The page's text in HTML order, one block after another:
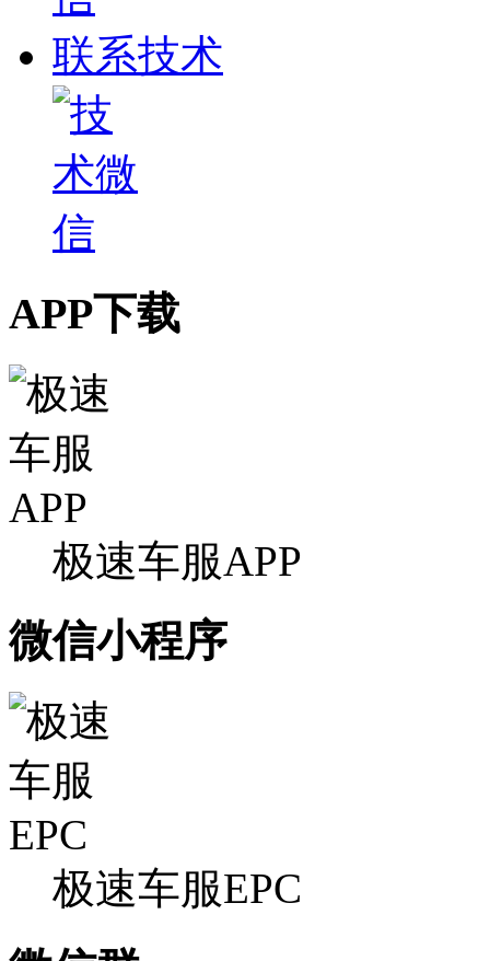
联系技术
APP下载
极速车服APP
微信小程序
极速车服EPC